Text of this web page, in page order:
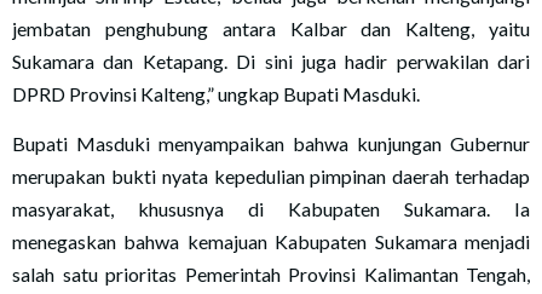
jembatan penghubung antara Kalbar dan Kalteng, yaitu
Sukamara dan Ketapang. Di sini juga hadir perwakilan dari
DPRD Provinsi Kalteng,” ungkap Bupati Masduki.
Bupati Masduki menyampaikan bahwa kunjungan Gubernur
merupakan bukti nyata kepedulian pimpinan daerah terhadap
masyarakat, khususnya di Kabupaten Sukamara. Ia
menegaskan bahwa kemajuan Kabupaten Sukamara menjadi
salah satu prioritas Pemerintah Provinsi Kalimantan Tengah,